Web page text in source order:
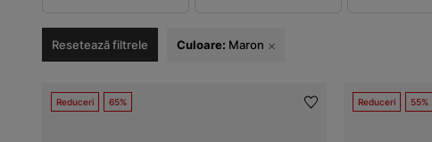
Resetează filtrele Culoare: Maron
Reduceri 65% Reduceri 55%